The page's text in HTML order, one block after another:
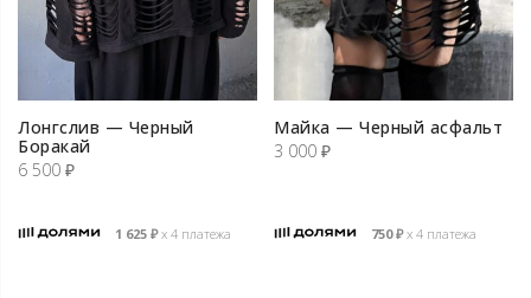
Лонгслив — Черный
Боракай
6 500 ₽
1 625 ₽х 4 платежа
Майка — Черный асфальт
3 000 ₽
750₽х 4 платежа